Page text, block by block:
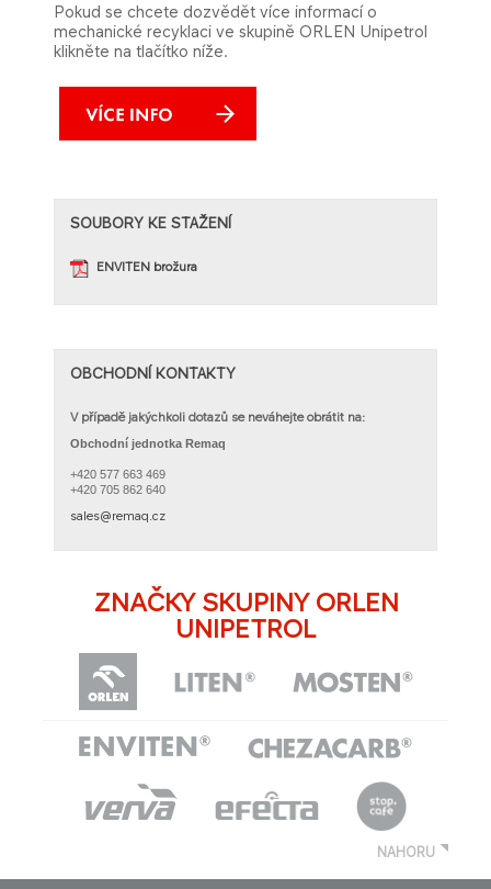
​​​​​​​​​​​​​​​​​​Pokud se chcete dozvědět více informací o
mechanické recyklaci ve skupině ORLEN Unipetrol
klikněte na tlačítko níže.
​SOUBORY KE STAŽE​NÍ
ENVITEN brožura​​​
OBCHODNÍ KONTAKTY​
V případě jakýchkoli dotazů se neváhejte obrátit na:
Obchodní jednotka Remaq
+420 577 663 469
+420 705 862 640
sales@remaq.cz​​
ZNAČKY SKUPINY ORLEN
UNIPETROL
NAHORU